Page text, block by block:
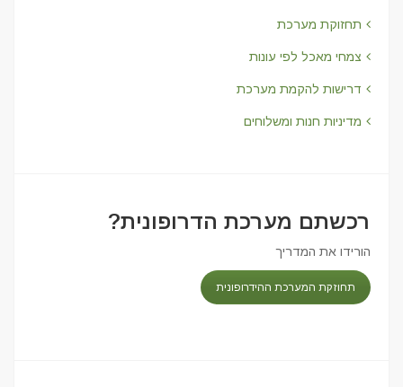
תחזוקת מערכת
צמחי מאכל לפי עונות
דרישות להקמת מערכת
מדיניות חנות ומשלוחים
רכשתם מערכת הדרופונית?
הורידו את המדריך
תחוזקת המערכת ההידרופונית